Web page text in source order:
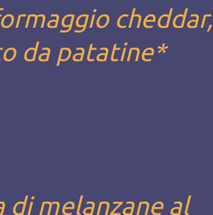
cheddar,
da patatine*
di melanzane al